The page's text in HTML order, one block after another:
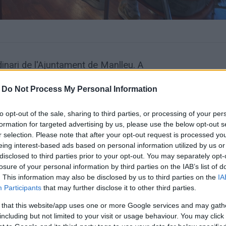
Do Not Process My Personal Information
opt-out of the sale, sharing to third parties, or processing of your
for targeted advertising by us, please use the below opt-out
selection. Please note that after your opt-out request is processed
interest-based ads based on personal information utilized by us
to third parties prior to your opt-out. You may separately
of your personal information by third parties on the IAB’s list of
This information may also be disclosed by us to third parties on the
Participants that may further disclose it to other third parties.
this website/app uses one or more Google services and may
but not limited to your visit or usage behaviour. You may
de l'Ajuntament de Manlleu. A
de Youtube de l'Ajuntament i de Ràdio
PLE DE L'AJUNTAMENT
de la Vila de Manlleu